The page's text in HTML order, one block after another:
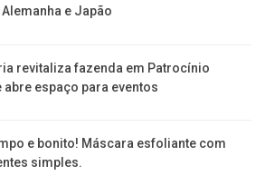
Alemanha e Japão
revitaliza fazenda em Patrocínio
abre espaço para eventos
e bonito! Máscara esfoliante com
simples.